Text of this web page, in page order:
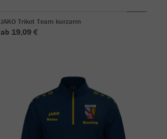
JAKO Trikot Team kurzarm
ab 19,09 €